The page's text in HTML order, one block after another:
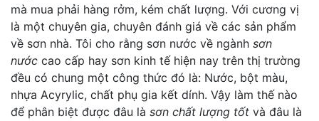
mà mua phải hàng rởm, kém chất lượng. Với cương vị
là một chuyên gia, chuyên đánh giá về các sản phẩm
về sơn nhà. Tôi cho rằng sơn nước về ngành sơn
nước cao cấp hay sơn kinh tế hiện nay trên thị trường
đều có chung một công thức đó là: Nước, bột màu,
nhựa Acyrylic, chất phụ gia kết dính. Vậy làm thế nào
để phân biệt được đâu là sơn chất lượng tốt và đâu là